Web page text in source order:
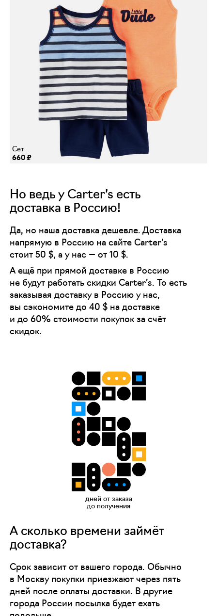
Сет
660 ₽
Но ведь у Carter’s есть
доставка в Россию!
Да, но наша доставка дешевле. Доставка
напрямую в Россию на сайте Carter’s
стоит 50 $, а у нас — от 10 $.
А ещё при прямой доставке в Россию
не будут работать скидки Carter’s. То есть
заказывая доставку в Россию у нас,
вы сэкономите до 40 $ на доставке
и до 60% стоимости покупок за счёт
скидок.
А сколько времени займёт
доставка?
Срок зависит от вашего города. Обычно
в Москву покупки приезжают через пять
дней после оплаты доставки. В другие
города России посылка будет ехать
дней от заказа
до получения